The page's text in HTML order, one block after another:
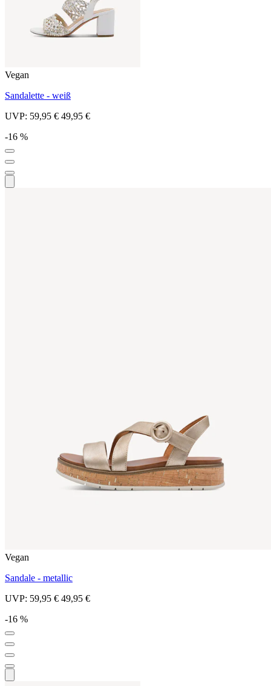
Vegan
Sandalette - weiß
UVP: 59,95 € 49,95 €
-16 %
Vegan
Sandale - metallic
UVP: 59,95 € 49,95 €
-16 %